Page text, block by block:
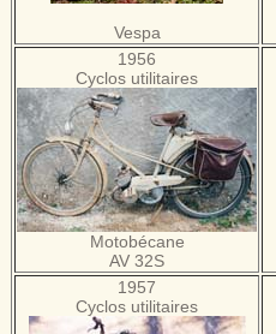
Vespa
1956
Cyclos utilitaires
Motobécane
AV 32S
1957
Cyclos utilitaires